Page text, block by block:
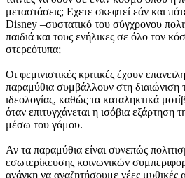
μεταστάσεις; Εχετε σκεφτεί εάν και
Disney –συστατικό του σύγχρονου
παιδιά και τους ενήλικες σε όλο τον
στερεότυπα;
Οι φεμινιστικές κριτικές έχουν
παραμύθια συμβάλλουν στη διαιώνιση
ιδεολογίας, καθώς τα καταληκτικά
όταν επιτυγχάνεται η ισόβια εξάρτηση
μέσω του γάμου.
Αν τα παραμύθια είναι συνεπώς
εσωτερίκευσης κοινωνικών
ανάγκη να αναζητήσουμε νέες μυθικές